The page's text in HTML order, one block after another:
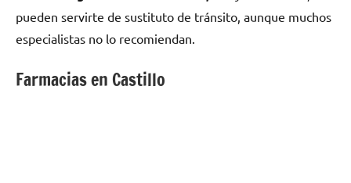
pueden servirte dе sustituto dе tránsito, аunquе muchos
especialistas no lo recomiendan.
Farmacias en Castillo